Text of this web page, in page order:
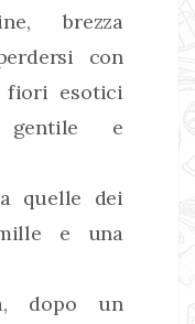
brezza
con
fiori esotici
gentile e
quelle dei
e una
dopo un